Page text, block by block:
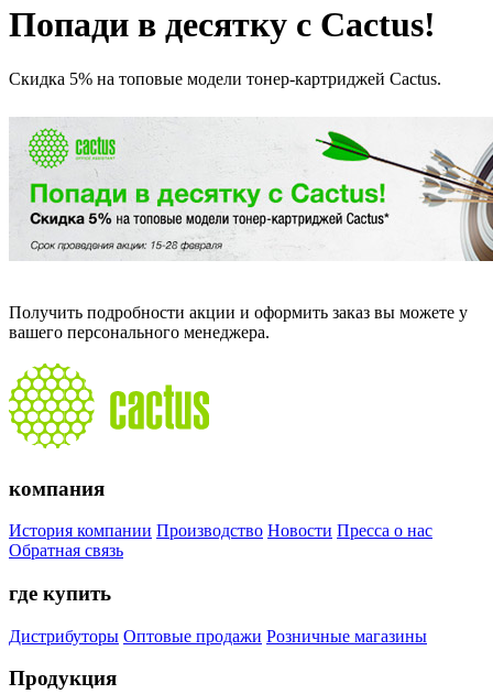
Попади в десятку c Cactus!
Скидка 5% на топовые модели тонер-картриджей Cactus.
Получить подробности акции и оформить заказ вы можете у
вашего персонального менеджера.
компания
История компании Производство Новости Пресса о нас
Обратная связь
где купить
Дистрибуторы Оптовые продажи Розничные магазины
Продукция